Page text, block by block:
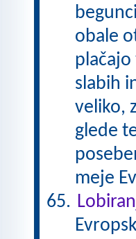
obale
slabih
veliko,
glede
meje